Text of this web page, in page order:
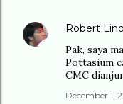
Robert Lino
Pak, saya
Pottasium
CMC
December 1,